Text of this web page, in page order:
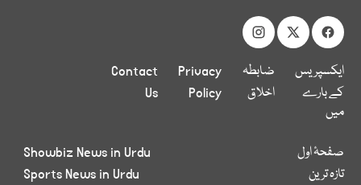
ایکسپریس
کے بارے
میں
ضابطہ
اخلاق
Privacy
Policy
Contact
Us
صفحۂ اول
تازہ ترین
Showbiz News in Urdu
Sports News in Urdu